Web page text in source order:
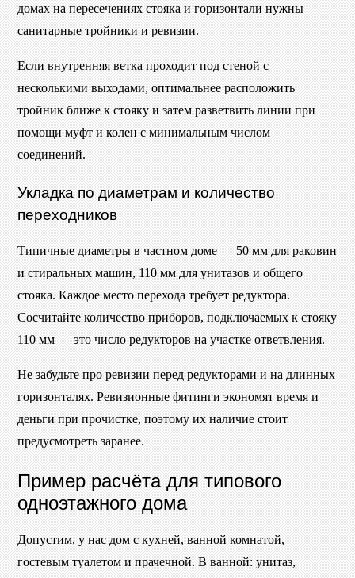
домах на пересечениях стояка и горизонтали нужны
санитарные тройники и ревизии.
Если внутренняя ветка проходит под стеной с
несколькими выходами, оптимальнее расположить
тройник ближе к стояку и затем разветвить линии при
помощи муфт и колен с минимальным числом
соединений.
Укладка по диаметрам и количество
переходников
Типичные диаметры в частном доме — 50 мм для раковин
и стиральных машин, 110 мм для унитазов и общего
стояка. Каждое место перехода требует редуктора.
Сосчитайте количество приборов, подключаемых к стояку
110 мм — это число редукторов на участке ответвления.
Не забудьте про ревизии перед редукторами и на длинных
горизонталях. Ревизионные фитинги экономят время и
деньги при прочистке, поэтому их наличие стоит
предусмотреть заранее.
Пример расчёта для типового
одноэтажного дома
Допустим, у нас дом с кухней, ванной комнатой,
гостевым туалетом и прачечной. В ванной: унитаз,